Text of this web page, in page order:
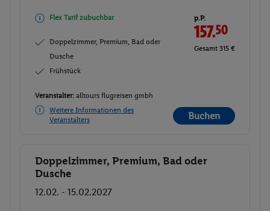
Flex Tarif zubuchbar
Doppelzimmer, Premium, Bad oder
Dusche
Frühstück
p.P.
157.50
Gesamt 315 €
Veranstalter: alltours flugreisen gmbh
Weitere Informationen des
Veranstalters
Buchen
Buchen
Doppelzimmer, Premium, Bad oder
Dusche
12.02. - 15.02.2027